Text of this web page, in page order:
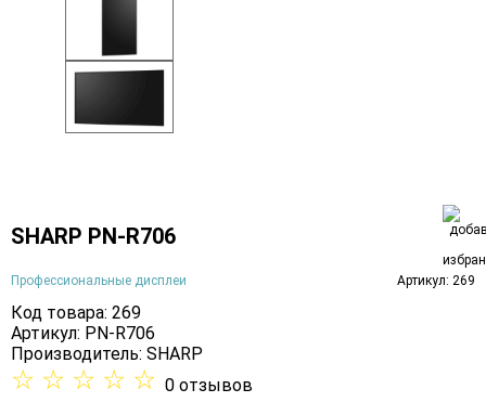
SHARP PN-R706
Профессиональные дисплеи Артикул: 269
Код товара: 269
Артикул: PN-R706
Производитель: SHARP
☆ ☆ ☆ ☆ ☆ 0 отзывов